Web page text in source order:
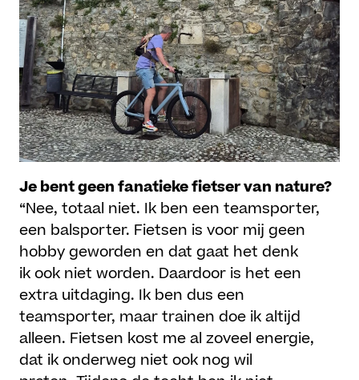
Je bent geen fanatieke fietser van nature?
“Nee, totaal niet. Ik ben een teamsporter,
een balsporter. Fietsen is voor mij geen
hobby geworden en dat gaat het denk
ik ook niet worden. Daardoor is het een
extra uitdaging. Ik ben dus een
teamsporter, maar trainen doe ik altijd
alleen. Fietsen kost me al zoveel energie,
dat ik onderweg niet ook nog wil